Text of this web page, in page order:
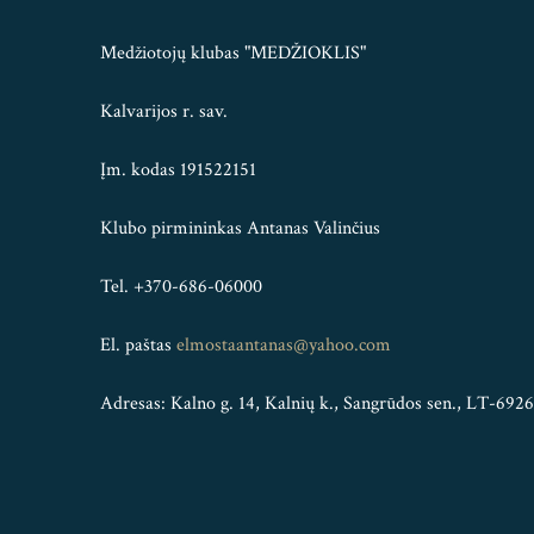
Medžiotojų klubas "MEDŽIOKLIS"
Kalvarijos r. sav.
Įm. kodas 191522151
Klubo pirmininkas Antanas Valinčius
Tel. +370-686-06000
El. paštas elmostaantanas@yahoo.com
Adresas: Kalno g. 14, Kalnių k., Sangrūdos sen., LT-